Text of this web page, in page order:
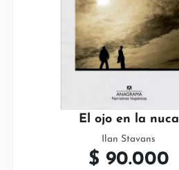
El ojo en la nuca
Ilan Stavans
$ 90.000